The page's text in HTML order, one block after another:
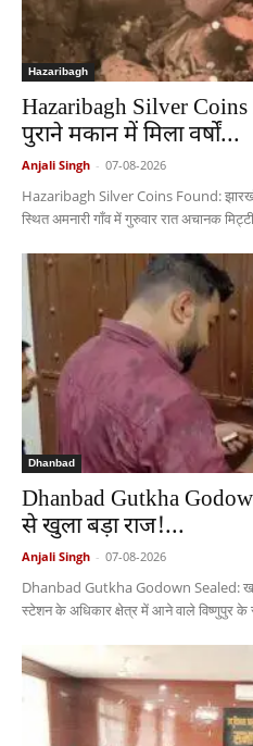
Hazaribagh
Hazaribagh Silver
पुराने मकान में मिला वर्षों...
Anjali Singh - 07-08-2026
Hazaribagh Silver Coins Found:
स्थित अमनारी गाँव में गुरुवार रात अचानक
Dhanbad
Dhanbad Gutkha
से खुला बड़ा राज!...
Anjali Singh - 07-08-2026
Dhanbad Gutkha Godown Sealed:
स्टेशन के अधिकार क्षेत्र में आने वाले विष्णुपुर के